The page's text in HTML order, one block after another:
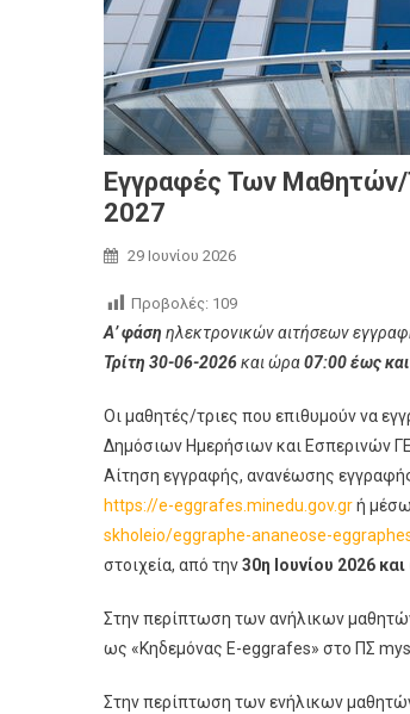
Εγγραφές Των Μαθητών/
2027
29 Ιουνίου 2026
Προβολές: 109
Α’ φάση ηλεκτρονικών αιτήσεων
Τρίτη 30-06-2026και ώρα07:00 έως και
Οι μαθητές/τριες που επιθυμούν να
Δημόσιων Ημερήσιων και Εσπερινών
Αίτηση εγγραφής, ανανέωσης
https://e-eggrafes.minedu.gov.grή
skholeio/eggraphe-ananeose-
στοιχεία, από την30η Ιουνίου 2026
Στην περίπτωση των ανήλικων
ως «Κηδεμόνας E-eggrafes» στο ΠΣ
Στην περίπτωση των ενήλικων